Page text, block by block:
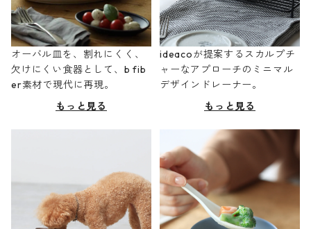
オーバル皿を、割れにくく、
欠けにくい食器として、b fib
er素材で現代に再現。
もっと見る
ideacoが提案するスカルプチ
ャーなアプローチのミニマル
デザインドレーナー。
もっと見る